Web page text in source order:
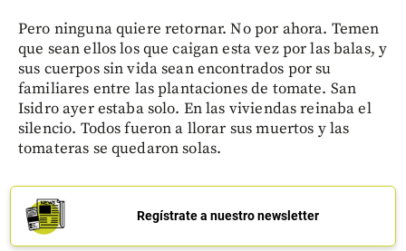
Pero ninguna quiere retornar. No por ahora. Temen
que sean ellos los que caigan esta vez por las balas, y
sus cuerpos sin vida sean encontrados por su
familiares entre las plantaciones de tomate. San
Isidro ayer estaba solo. En las viviendas reinaba el
silencio. Todos fueron a llorar sus muertos y las
tomateras se quedaron solas.
Regístrate a nuestro newsletter